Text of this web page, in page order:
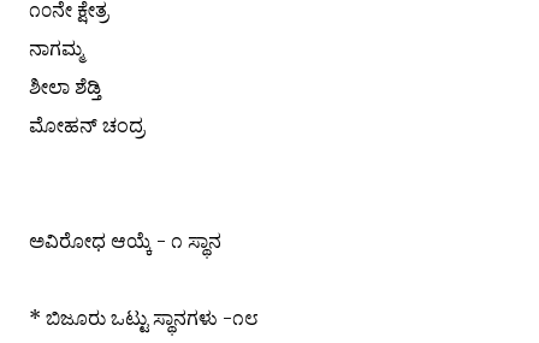
೧೦ನೇ ಕ್ಷೇತ್ರ
ನಾಗಮ್ಮ
ಶೀಲಾ ಶೆಡ್ತಿ
ಮೋಹನ್ ಚಂದ್ರ
ಅವಿರೋಧ ಆಯ್ಕೆ - ೧ ಸ್ಥಾನ
* ಬಿಜೂರು ಒಟ್ಟು ಸ್ಥಾನಗಳು -೧೮